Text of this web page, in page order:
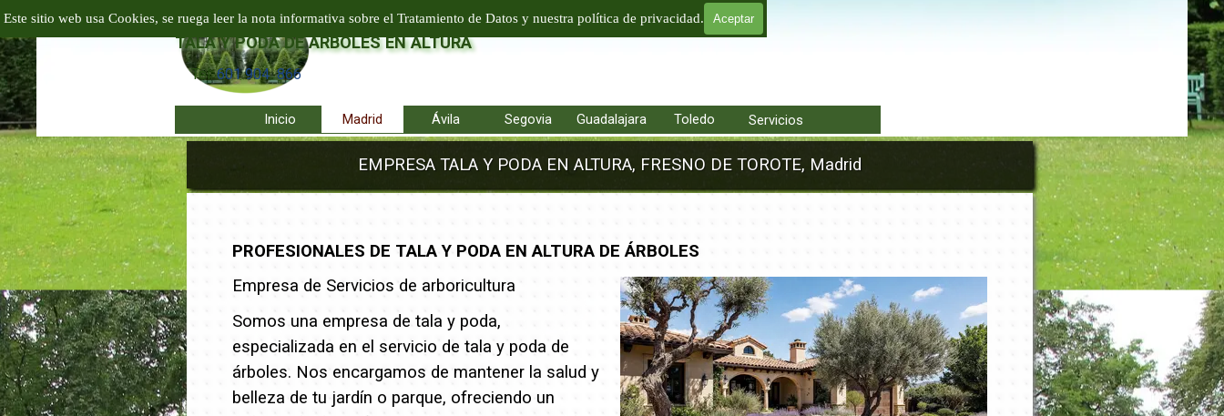
Este sitio web usa Cookies, se ruega leer la nota informativa sobre el Tratamiento de Datos y nuestra política de privacidad. Aceptar
EMPRESA PODA Y TALA EN ALTURA
TALA Y PODA DE ÁRBOLES EN ALTURA
Tel:601 904 866
Saltar menú
Inicio Madrid ▼
Ávila ▼
Segovia ▼
Guadalajara ▼
Toledo ▼
Servicios
EMPRESA TALA Y PODA EN ALTURA, FRESNO DE TOROTE, Madrid
PROFESIONALES DE TALA Y PODA EN ALTURA DE ÁRBOLES
Empresa de Servicios de arboricultura
Somos una empresa de tala y poda,
especializada en el servicio de tala y poda de
árboles. Nos encargamos de mantener la salud y
belleza de tu jardín o parque, ofreciendo un